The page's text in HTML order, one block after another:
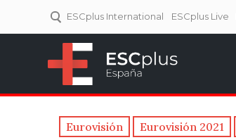
ESCplus International ESCplus Live
Eurovisión Eurovisión 2021